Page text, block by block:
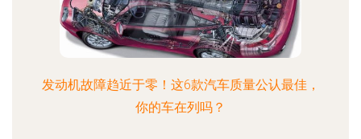
发动机故障趋近于零！这6款汽车质量公认最佳，
你的车在列吗？